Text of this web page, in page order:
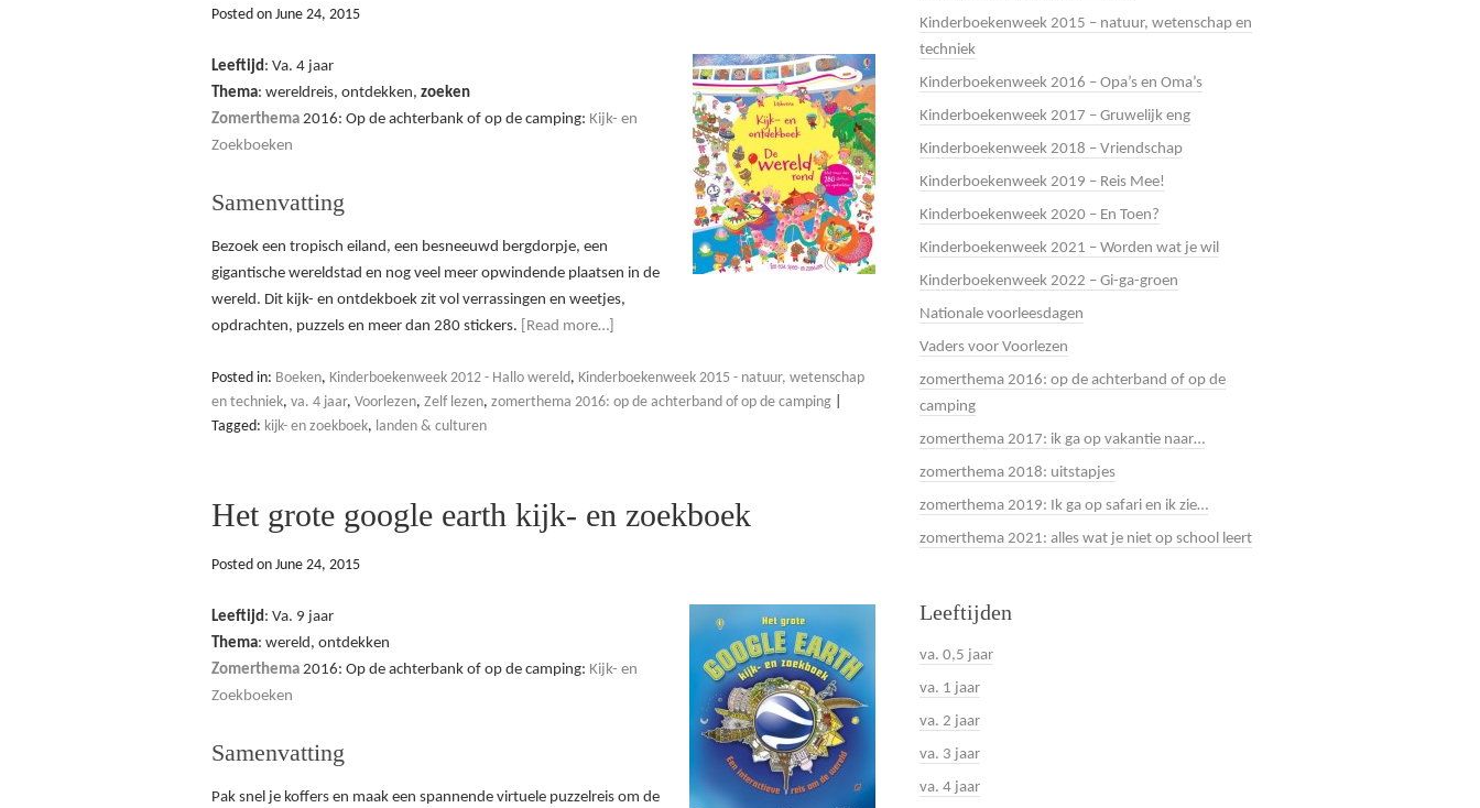
Posted on June 24, 2015
Leeftijd: Va. 4 jaar
Thema: wereldreis, ontdekken, zoeken
Zomerthema 2016: Op de achterbank of op de camping: Kijk- en
Zoekboeken
Samenvatting
Bezoek een tropisch eiland, een besneeuwd bergdorpje, een
gigantische wereldstad en nog veel meer opwindende plaatsen in de
wereld. Dit kijk- en ontdekboek zit vol verrassingen en weetjes,
opdrachten, puzzels en meer dan 280 stickers.
[Read more…]
Posted in: Boeken, Kinderboekenweek 2012 - Hallo wereld, Kinderboekenweek 2015 - natuur, wetenschap
en techniek, va. 4 jaar, Voorlezen, Zelf lezen, zomerthema 2016: op de achterband of op de camping
Tagged: kijk- en zoekboek, landen & culturen
Het grote google earth kijk- en zoekboek
Posted on June 24, 2015
Leeftijd: Va. 9 jaar
Thema: wereld, ontdekken
Zomerthema 2016: Op de achterbank of op de camping: Kijk- en
Zoekboeken
Samenvatting
Pak snel je koffers en maak een spannende virtuele puzzelreis om de
Kinderboekenweek 2015 – natuur, wetenschap en
techniek
Kinderboekenweek 2016 – Opa’s en Oma’s
Kinderboekenweek 2017 – Gruwelijk eng
Kinderboekenweek 2018 – Vriendschap
Kinderboekenweek 2019 – Reis Mee!
Kinderboekenweek 2020 – En Toen?
Kinderboekenweek 2021 – Worden wat je wil
Kinderboekenweek 2022 – Gi-ga-groen
Nationale voorleesdagen
Vaders voor Voorlezen
zomerthema 2016: op de achterband of op de
camping
zomerthema 2017: ik ga op vakantie naar…
zomerthema 2018: uitstapjes
zomerthema 2019: Ik ga op safari en ik zie…
zomerthema 2021: alles wat je niet op school leert
Leeftijden
va. 0,5 jaar
va. 1 jaar
va. 2 jaar
va. 3 jaar
va. 4 jaar